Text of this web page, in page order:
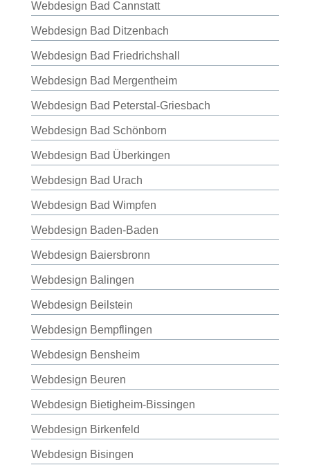
Webdesign Bad Cannstatt
Webdesign Bad Ditzenbach
Webdesign Bad Friedrichshall
Webdesign Bad Mergentheim
Webdesign Bad Peterstal-Griesbach
Webdesign Bad Schönborn
Webdesign Bad Überkingen
Webdesign Bad Urach
Webdesign Bad Wimpfen
Webdesign Baden-Baden
Webdesign Baiersbronn
Webdesign Balingen
Webdesign Beilstein
Webdesign Bempflingen
Webdesign Bensheim
Webdesign Beuren
Webdesign Bietigheim-Bissingen
Webdesign Birkenfeld
Webdesign Bisingen